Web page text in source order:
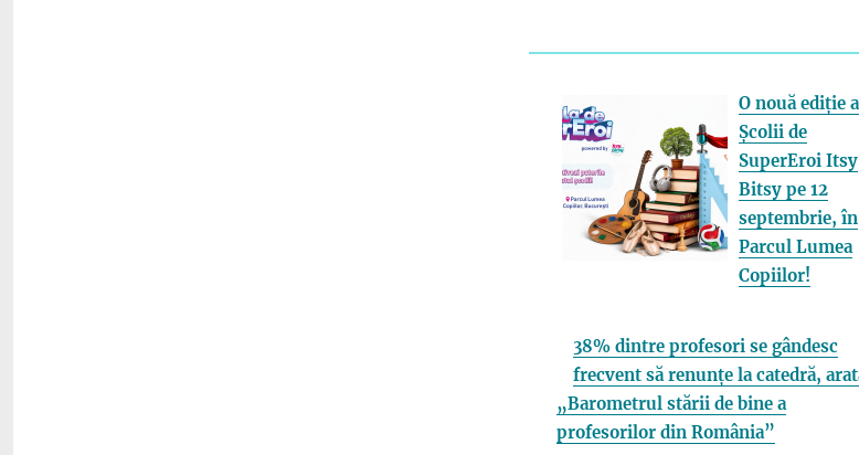
O nouă ediție a
Școlii de
SuperEroi Itsy
Bitsy pe 12
septembrie, în
Parcul Lumea
Copiilor!
38% dintre profesori se gândesc
frecvent să renunțe la catedră,
„Barometrul stării de bine a
profesorilor din România”